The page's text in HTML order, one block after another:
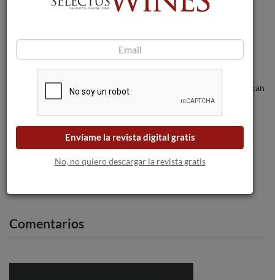
sostenibilidad y excelencia.
bodegas a medida que las llamas se acercan
Pazo das Bruxas 2022, elegido ‘Best of
Show Rías Baixas’ en el concurso
internacional Mundus Vini.
Comentarios
Envíame la revista digital gratis
No, no quiero descargar la revista gratis